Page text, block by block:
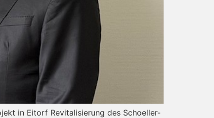
in Eitorf Revitalisierung des Schoeller-